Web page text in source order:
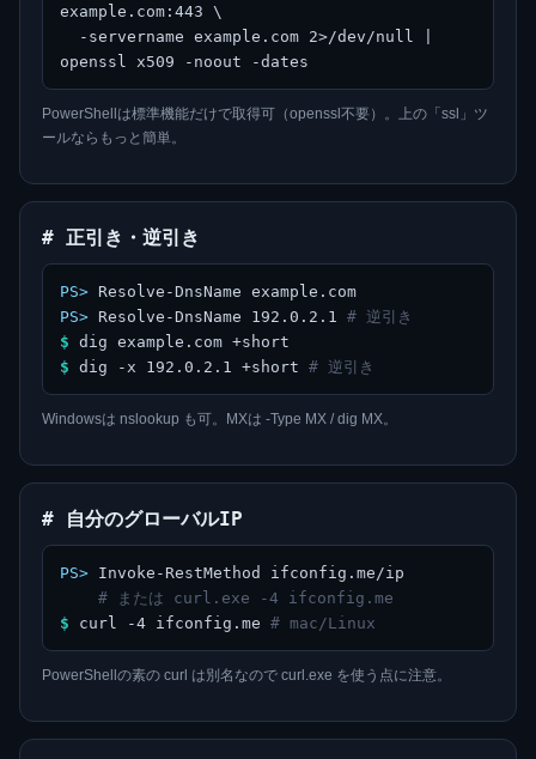
example.com:443 \
-servername example.com 2>/dev/null |
openssl x509 -noout -dates
PowerShellは標準機能だけで取得可（openssl不要）。上の「ssl」ツ
ールならもっと簡単。
# 正引き・逆引き
PS> Resolve-DnsName example.com
PS> Resolve-DnsName 192.0.2.1 # 逆引き
$ dig example.com +short
$ dig -x 192.0.2.1 +short # 逆引き
Windowsは nslookup も可。MXは -Type MX / dig MX。
# 自分のグローバルIP
PS> Invoke-RestMethod ifconfig.me/ip
# または curl.exe -4 ifconfig.me
$ curl -4 ifconfig.me # mac/Linux
PowerShellの素の curl は別名なので curl.exe を使う点に注意。